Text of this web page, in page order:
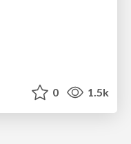
0 1.5k